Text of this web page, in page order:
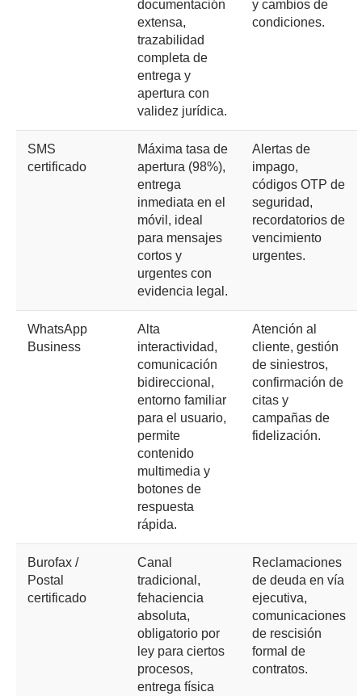
documentación
extensa,
trazabilidad
completa de
entrega y
apertura con
validez jurídica.
y cambios de
condiciones.
SMS
certificado
Máxima tasa de
apertura (98%),
entrega
inmediata en el
móvil, ideal
para mensajes
cortos y
urgentes con
evidencia legal.
Alertas de
impago,
códigos OTP de
seguridad,
recordatorios de
vencimiento
urgentes.
WhatsApp
Business
Alta
interactividad,
comunicación
bidireccional,
entorno familiar
para el usuario,
permite
contenido
multimedia y
botones de
respuesta
rápida.
Atención al
cliente, gestión
de siniestros,
confirmación de
citas y
campañas de
fidelización.
Burofax /
Postal
certificado
Canal
tradicional,
fehaciencia
absoluta,
obligatorio por
ley para ciertos
procesos,
entrega física
Reclamaciones
de deuda en vía
ejecutiva,
comunicaciones
de rescisión
formal de
contratos.